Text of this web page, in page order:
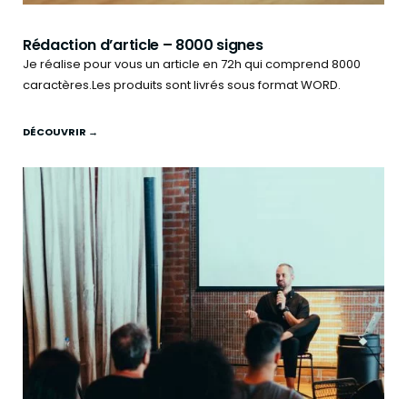
Rédaction d’article – 8000 signes
Je réalise pour vous un article en 72h qui comprend 8000
caractères.Les produits sont livrés sous format WORD.
DÉCOUVRIR →